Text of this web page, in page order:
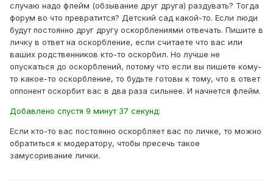
случаю надо флейм (обзывание друг друга) раздувать? Тогда
форум во что превратится? Детский сад какой-то. Если люди
будут постоянно друг другу оскорблениями отвечать. Пишите в
личку в ответ на оскорбление, если считаете что вас или
ваших родственников кто-то оскорбил. Но лучше не
опускаться до оскорблений, потому что если вы пишете кому-
то какое-то оскорбление, то будьте готовы к тому, что в ответ
оппонент оскорбит вас в два раза сильнее. И начнется флейм.
Добавлено спустя 9 минут 37 секунд:
Если кто-то вас постоянно оскорбляет вас по личке, то можно
обратиться к модератору, чтобы пресечь такое
замусоривание лички.